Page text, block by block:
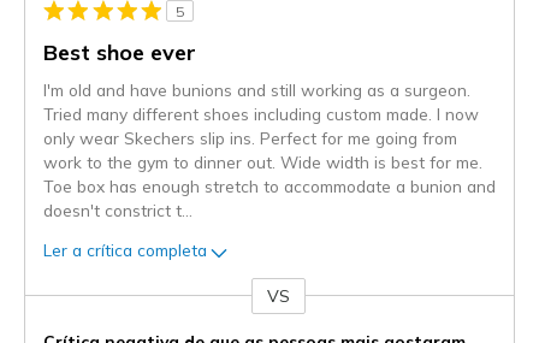
5
Best shoe ever
I'm old and have bunions and still working as a surgeon.
Tried many different shoes including custom made. I now
only wear Skechers slip ins. Perfect for me going from
work to the gym to dinner out. Wide width is best for me.
Toe box has enough stretch to accommodate a bunion and
doesn't constrict t
Ler a crítica completa
VS